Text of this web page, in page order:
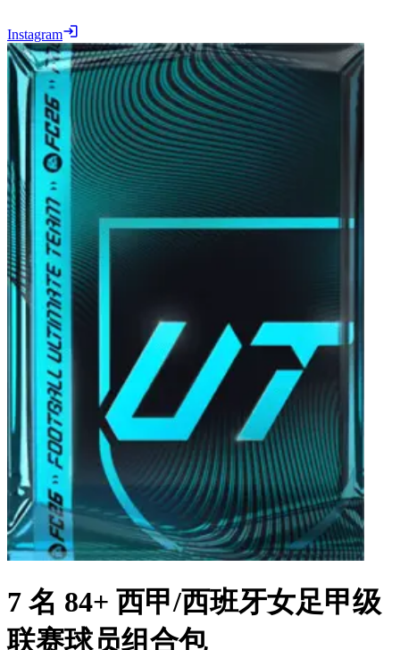
Instagram
7 名 84+ 西甲/西班牙女足甲级
联赛球员组合包